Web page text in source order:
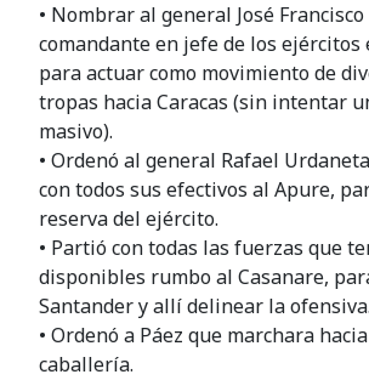
• Nombrar al general José
comandante en jefe de los ejércitos
para actuar como movimiento de
tropas hacia Caracas (sin intentar
masivo).
• Ordenó al general Rafael
con todos sus efectivos al Apure,
reserva del ejército.
• Partió con todas las fuerzas que
disponibles rumbo al Casanare,
Santander y allí delinear la ofensiva.
• Ordenó a Páez que marchara
caballería.